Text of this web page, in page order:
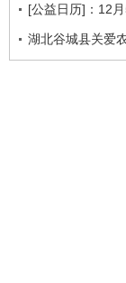
[公益日历]：12
湖北谷城县关爱